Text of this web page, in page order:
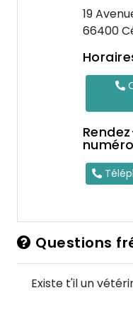
19
66400
numéro
Questions
Existe t'il un